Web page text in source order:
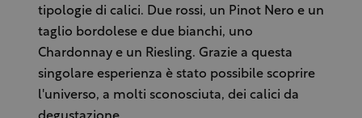
tipologie di calici. Due rossi, un Pinot Nero e un
taglio bordolese e due bianchi, uno
Chardonnay e un Riesling. Grazie a questa
singolare esperienza è stato possibile scoprire
l'universo, a molti sconosciuta, dei calici da